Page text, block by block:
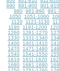
890
891-900 901-910
980
981-990 991-
1050
1051-1060
1120
1121-1130
1190
1191-1200
1260
1261-1270
1330
1331-1340
1400
1401-1410
1470
1471-1480
1540
1541-1550
1610
1611-1620
1680
1681-1690